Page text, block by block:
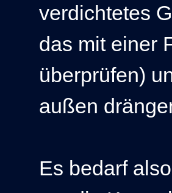
verdichtetes
das mit einer
überprüfen)
außen
Es bedarf